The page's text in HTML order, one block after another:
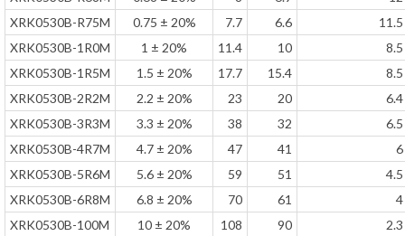
XRK0530B-R75M
0.75 ± 20% 7.7 6.6
11.5
XRK0530B-1R0M
1 ± 20% 11.4 10
8.5
XRK0530B-1R5M
1.5 ± 20% 17.7 15.4
8.5
XRK0530B-2R2M
2.2 ± 20% 23 20
6.4
XRK0530B-3R3M
3.3 ± 20% 38 32
6.5
XRK0530B-4R7M
4.7 ± 20% 47 41
6
XRK0530B-5R6M
5.6 ± 20% 59 51
4.5
XRK0530B-6R8M
6.8 ± 20% 70 61
4
XRK0530B-100M
10 ± 20% 108 90
2.3